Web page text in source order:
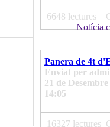
6648 lectures
Notícia
Panera de 4t
Enviat per
21 de
14:05
16327 lectures